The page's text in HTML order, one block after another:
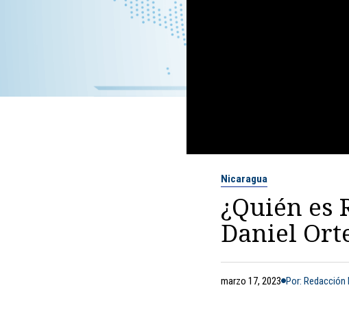
Nicaragua
¿Quién es
Daniel
marzo 17, 2023 Por: Redacción